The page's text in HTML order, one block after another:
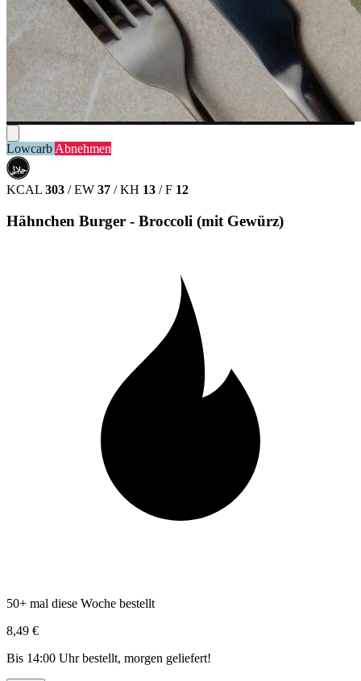
Lowcarb Abnehmen
حلال
HALAL
KCAL 303 / EW 37 / KH 13 / F 12
Hähnchen Burger - Broccoli (mit Gewürz)
50+ mal diese Woche bestellt
8,49 €
Bis 14:00 Uhr bestellt, morgen geliefert!